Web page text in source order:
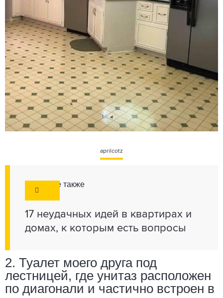
aprilcotz
Смотрите также
17 неудачных идей в квартирах и
домах, к которым есть вопросы
2. Туалет моего друга под
лестницей, где унитаз расположен
по диагонали и частично встроен в